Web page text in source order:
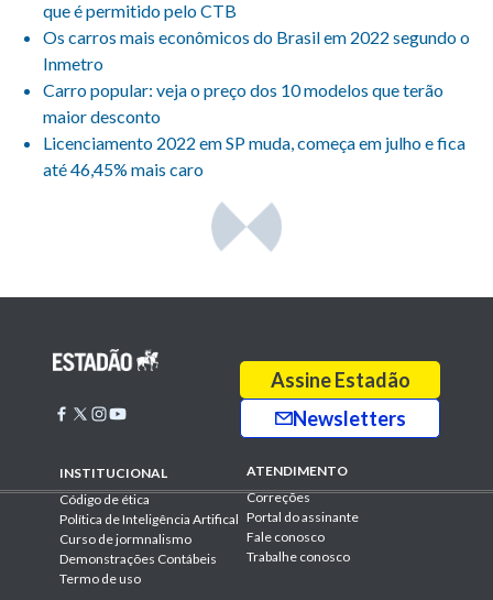
que é permitido pelo CTB
Os carros mais econômicos do Brasil em 2022 segundo o
Inmetro
Carro popular: veja o preço dos 10 modelos que terão
maior desconto
Licenciamento 2022 em SP muda, começa em julho e fica
até 46,45% mais caro